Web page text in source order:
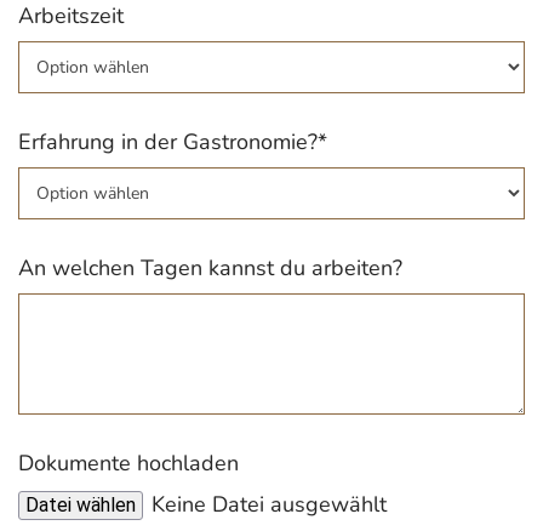
Arbeitszeit
Erfahrung in der Gastronomie?*
An welchen Tagen kannst du arbeiten?
Dokumente hochladen
Datei wählen Keine Datei ausgewählt